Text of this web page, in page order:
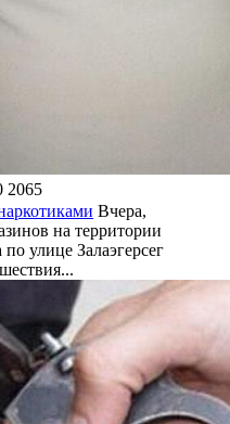
2065
Вчера,
на территории
улице Залаэгерсег